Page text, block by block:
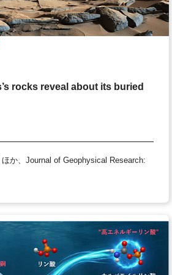
rocks reveal about its buried
か、Journal of Geophysical Research: